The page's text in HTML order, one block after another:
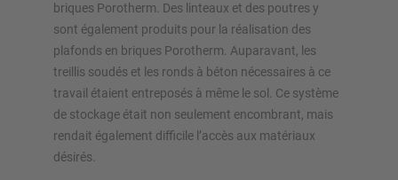
briques Porotherm. Des linteaux et des poutres y
sont également produits pour la réalisation des
plafonds en briques Porotherm. Auparavant, les
treillis soudés et les ronds à béton nécessaires à ce
travail étaient entreposés à même le sol. Ce système
de stockage était non seulement encombrant, mais
rendait également difficile l’accès aux matériaux
désirés.
Planifiez votre système de rayonnage individuellement avec
nos configurateurs – y compris la demande directe